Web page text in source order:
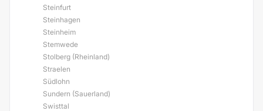
Steinfurt
Steinhagen
Steinheim
Stemwede
Stolberg (Rheinland)
Straelen
Südlohn
Sundern (Sauerland)
Swisttal